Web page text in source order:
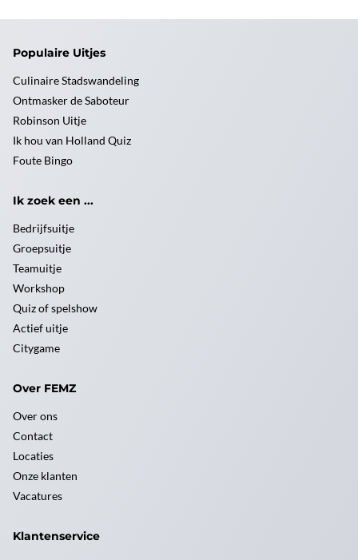
Populaire Uitjes
Culinaire Stadswandeling
Ontmasker de Saboteur
Robinson Uitje
Ik hou van Holland Quiz
Foute Bingo
Ik zoek een ...
Bedrijfsuitje
Groepsuitje
Teamuitje
Workshop
Quiz of spelshow
Actief uitje
Citygame
Over FEMZ
Over ons
Contact
Locaties
Onze klanten
Vacatures
Klantenservice